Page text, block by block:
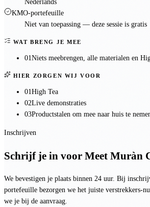
Nederlands
KMO-portefeuille
Niet van toepassing — deze sessie is gratis
WAT BRENG JE MEE
01Niets meebrengen, alle materialen en
HIER ZORGEN WIJ VOOR
01High Tea
02Live demonstraties
03Productstalen om mee naar huis te
Inschrijven
Schrijf je in voor Meet Muràn
We bevestigen je plaats binnen 24 uur. Bij
portefeuille bezorgen we het juiste verstrekkers-
we je bij de aanvraag.